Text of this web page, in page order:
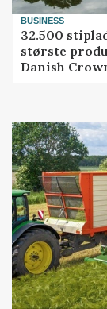
BUSINESS
32.500
største
Danish